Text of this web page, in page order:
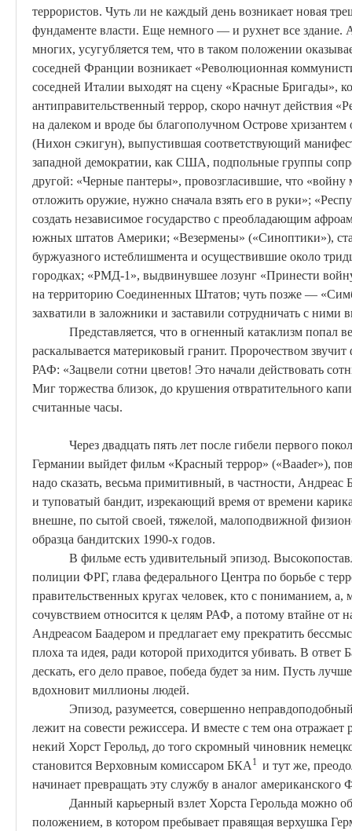
террористов. Чуть ли не каждый день возникает новая
фундаменте власти. Еще немного — и рухнет все здание.
многих, усугубляется тем, что в таком положении
соседней Франции возникает «Революционная
соседней Италии выходят на сцену «Красные Бригады»,
антиправительственный террор, скоро начнут действия
на далеком и вроде бы благополучном Острове
(Нихон сэкигун), выпустившая соответствующий
западной демократии, как США, подпольные группы
другой: «Черные пантеры», провозгласившие, что
отложить оружие, нужно сначала взять его в руки»;
создать независимое государство с преобладающим
южных штатов Америки; «Везермены» («Синоптики»),
буржуазного истеблишмента и осуществившие около
городках; «РМД-1», выдвинувшее лозунг «Принести
на территорию Соединенных Штатов; чуть позже — «
захватили в заложники и заставили сотрудничать с ними
Представляется, что в огненный катаклизм попал
раскалывается материковый гранит. Пророчеством
РАФ: «Зацвели сотни цветов! Это начали действовать
Миг торжества близок, до крушения отвратительного
считанные часы.
Через двадцать пять лет после гибели первого
Германии выйдет фильм «Красный террор» («Baader»),
надо сказать, весьма примитивный, в частности, Андреас
и туповатый бандит, изрекающий время от времени
внешне, по сытой своей, тяжелой, малоподвижной
образца бандитских 1990-х годов.
В фильме есть удивительный эпизод.
полиции ФРГ, глава федерального Центра по борьбе с
правительственных кругах человек, кто с пониманием,
сочувствием относится к целям РАФ, а потому втайне от
Андреасом Баадером и предлагает ему прекратить
плоха та идея, ради которой приходится убивать. В ответ
дескать, его дело правое, победа будет за ним. Пусть
вдохновит миллионы людей.
Эпизод, разумеется, совершенно
лежит на совести режиссера. И вместе с тем она отражает
некий Хорст Герольд, до того скромный чиновник
становится Верховным комиссаром БКА 1 и тут же,
начинает превращать эту службу в аналог американского
Данный карьерный взлет Хорста Герольда можно
положением, в котором пребывает правящая верхушка